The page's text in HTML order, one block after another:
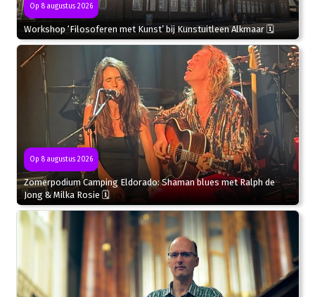
Op 8 augustus 2026
Workshop ‘Filosoferen met Kunst’ bij Kunstuitleen Alkmaar 🗓
Op 8 augustus 2026
Zomerpodium Camping Eldorado: Shaman blues met Ralph de
Jong & Milka Rosie 🗓